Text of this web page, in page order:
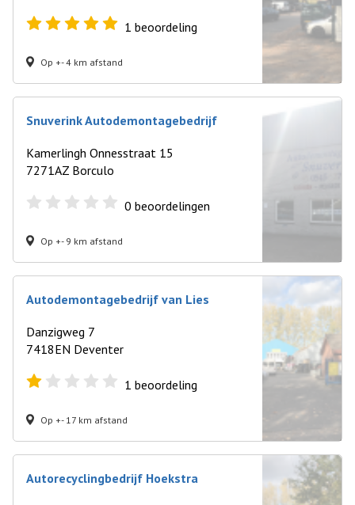
1 beoordeling
Op +- 4 km afstand
Snuverink Autodemontagebedrijf
Kamerlingh Onnesstraat 15
7271AZ Borculo
0 beoordelingen
Op +- 9 km afstand
Autodemontagebedrijf van Lies
Danzigweg 7
7418EN Deventer
1 beoordeling
Op +- 17 km afstand
Autorecyclingbedrijf Hoekstra